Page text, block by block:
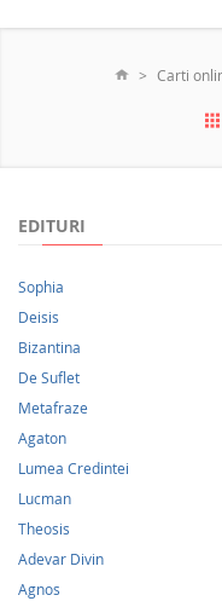
Carti
EDITURI
Sophia
Deisis
Bizantina
De Suflet
Metafraze
Agaton
Lumea Credintei
Lucman
Theosis
Adevar Divin
Agnos